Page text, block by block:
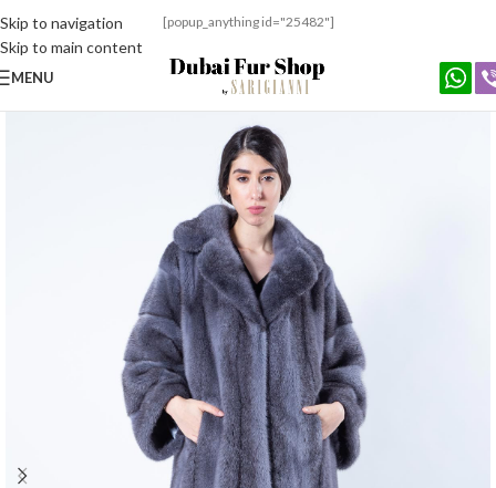
Skip to navigation
Skip to main content
[popup_anything id="25482"]
MENU